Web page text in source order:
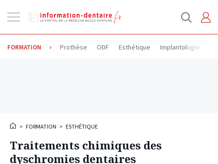
la
FORMATION Prothèse ODF Esthétique Implantologie
> FORMATION > ESTHÉTIQUE
Traitements chimiques des
dyschromies dentaires